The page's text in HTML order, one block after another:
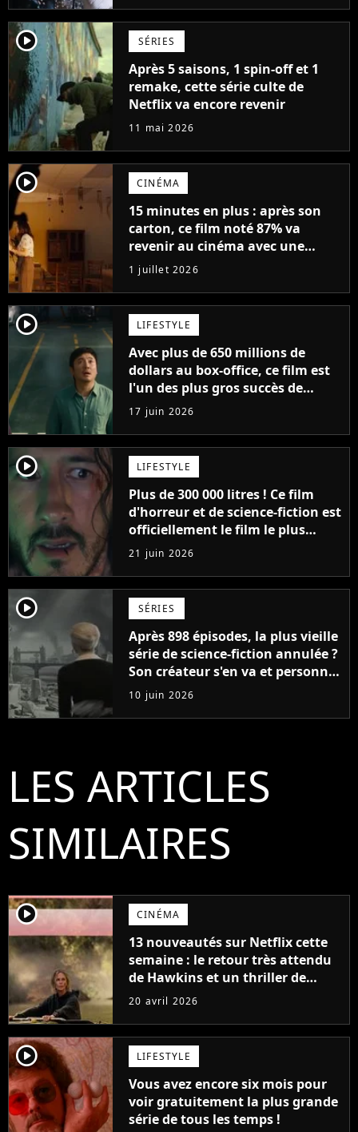
player2 SÉRIES
Après 5 saisons, 1 spin-off et 1
remake, cette série culte de
Netflix va encore revenir
11 mai 2026
player2 CINÉMA
15 minutes en plus : après son
carton, ce film noté 87% va
revenir au cinéma avec une
version plus longue
1 juillet 2026
player2 LIFESTYLE
Avec plus de 650 millions de
dollars au box-office, ce film est
l'un des plus gros succès de
2026... et vous ne pourrez
probablement jamais le voir en
France
17 juin 2026
player2 LIFESTYLE
Plus de 300 000 litres ! Ce film
d'horreur et de science-fiction est
officiellement le film le plus
sanglant de tous les temps
21 juin 2026
player2 SÉRIES
Après 898 épisodes, la plus vieille
série de science-fiction annulée ?
Son créateur s'en va et personne
ne sait ce qui va se passer
10 juin 2026
LES ARTICLES
SIMILAIRES
player2 CINÉMA
13 nouveautés sur Netflix cette
semaine : le retour très attendu
de Hawkins et un thriller de
survie avec Charlize Theron
20 avril 2026
player2 LIFESTYLE
Vous avez encore six mois pour
voir gratuitement la plus grande
série de tous les temps !